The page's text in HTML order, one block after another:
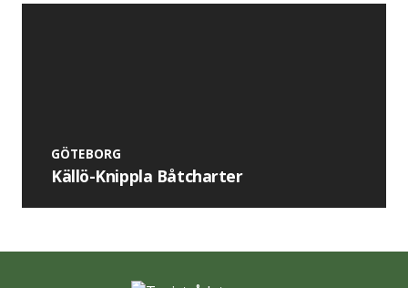
GÖTEBORG
Källö-Knippla Båtcharter